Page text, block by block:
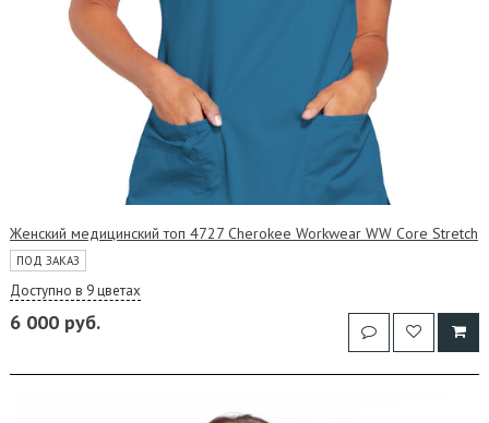
Женский медицинский топ 4727 Cherokee Workwear WW Core Stretch
ПОД ЗАКАЗ
Доступно в 9 цветах
6 000 руб.